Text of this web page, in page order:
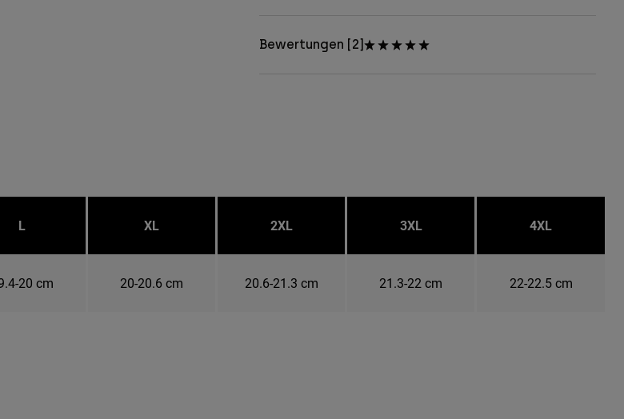
Bewertungen [2]
L XL 2XL 3XL 4XL
20 cm 20-20.6 cm 20.6-21.3 cm 21.3-22 cm 22-22.5 cm